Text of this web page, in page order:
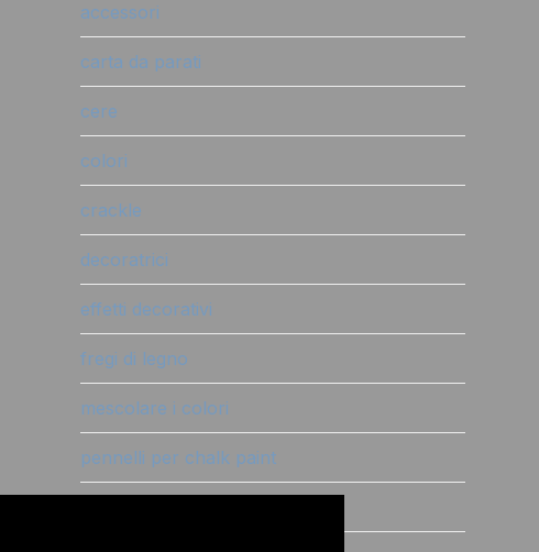
accessori
carta da parati
cere
colori
crackle
decoratrici
effetti decorativi
fregi di legno
mescolare i colori
pennelli per chalk paint